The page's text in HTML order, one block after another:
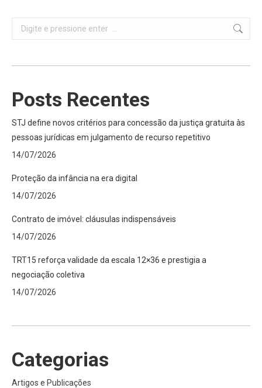
Search:
Posts Recentes
STJ define novos critérios para concessão da justiça gratuita às
pessoas jurídicas em julgamento de recurso repetitivo
14/07/2026
Proteção da infância na era digital
14/07/2026
Contrato de imóvel: cláusulas indispensáveis
14/07/2026
TRT15 reforça validade da escala 12×36 e prestigia a
negociação coletiva
14/07/2026
Categorias
Artigos e Publicações